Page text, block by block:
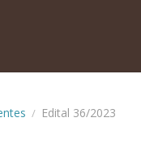
/ Edital 36/2023